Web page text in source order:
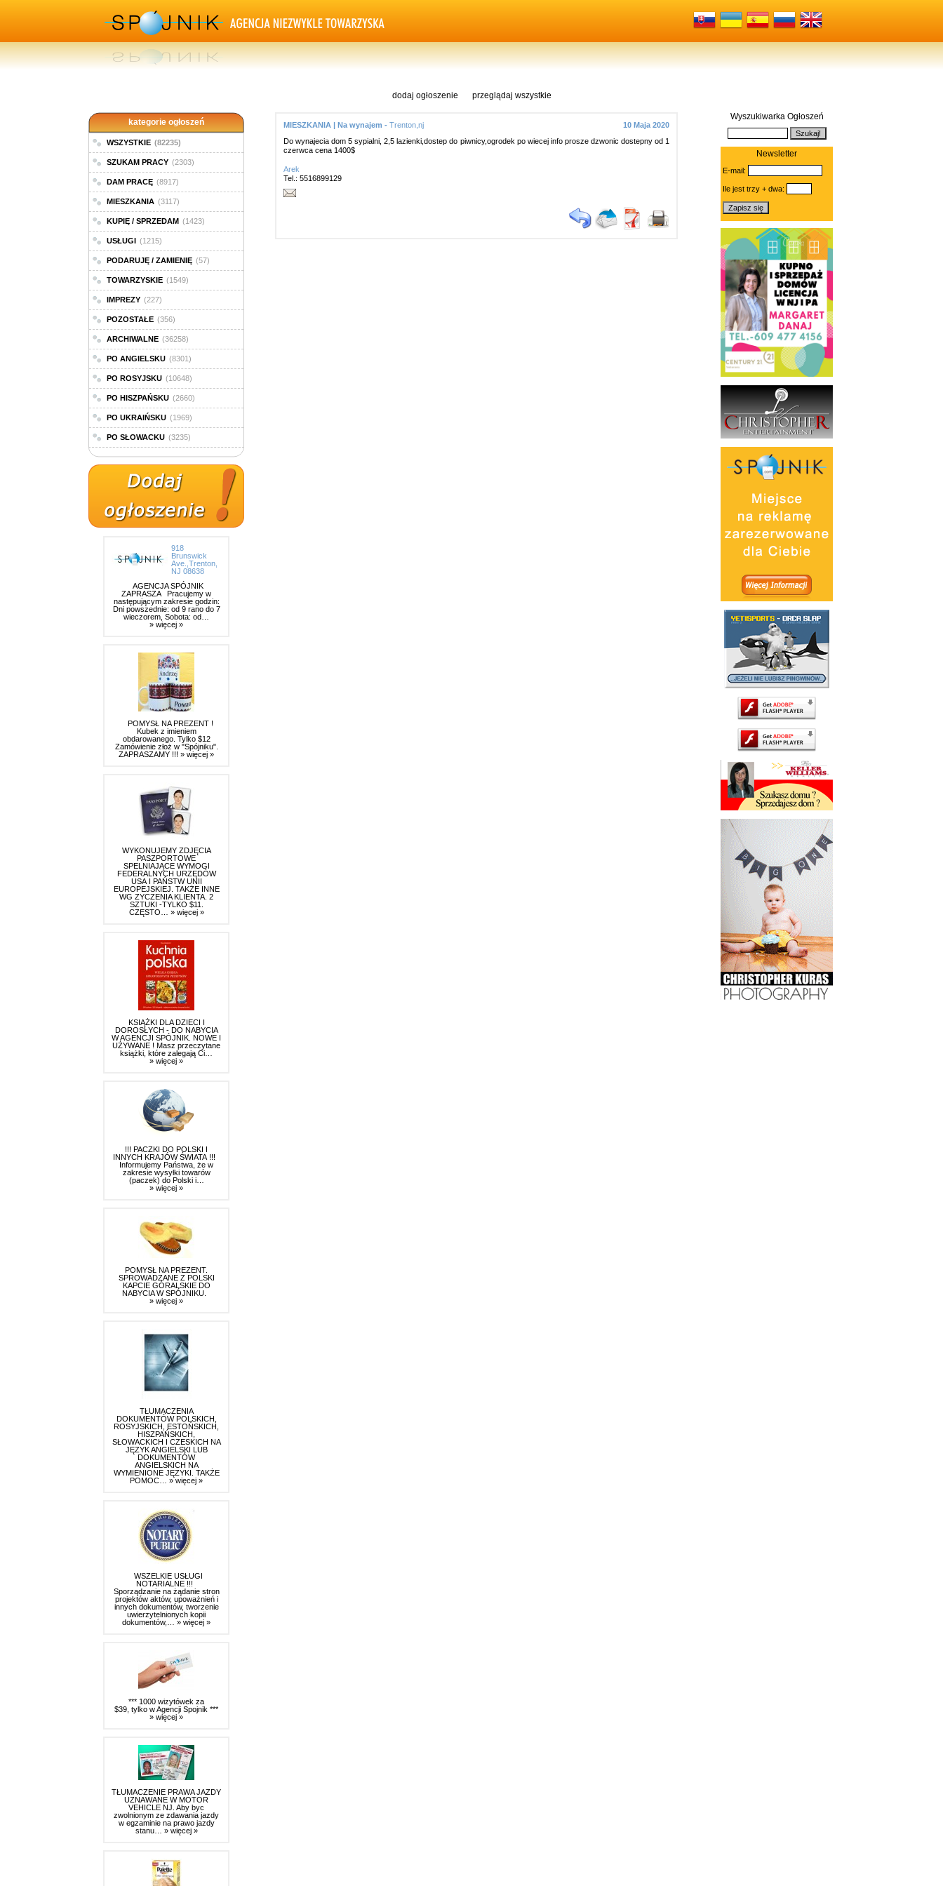
dodaj ogłoszenie przeglądaj wszystkie
kategorie ogłoszeń
WSZYSTKIE (82235)
SZUKAM PRACY (2303)
DAM PRACĘ (8917)
MIESZKANIA (3117)
KUPIĘ / SPRZEDAM (1423)
USŁUGI (1215)
PODARUJĘ / ZAMIENIĘ (57)
TOWARZYSKIE (1549)
IMPREZY (227)
POZOSTAŁE (356)
ARCHIWALNE (36258)
PO ANGIELSKU (8301)
PO ROSYJSKU (10648)
PO HISZPAŃSKU (2660)
PO UKRAIŃSKU (1969)
PO SŁOWACKU (3235)
918
Brunswick
Ave.,Trenton,
NJ 08638
AGENCJA SPÓJNIK
ZAPRASZA Pracujemy w
następującym zakresie godzin:
Dni powszednie: od 9 rano do 7
wieczorem, Sobota: od…
» więcej »
POMYSŁ NA PREZENT !
Kubek z imieniem
obdarowanego. Tylko $12
Zamówienie złoż w "Spójniku".
ZAPRASZAMY !!! » więcej »
WYKONUJEMY ZDJĘCIA
PASZPORTOWE
SPELNIAJĄCE WYMOGI
FEDERALNYCH URZĘDÓW
USA I PAŃSTW UNII
EUROPEJSKIEJ. TAKŻE INNE
WG ZYCZENIA KLIENTA. 2
SZTUKI -TYLKO $11.
CZĘSTO… » więcej »
KSIĄŻKI DLA DZIECI I
DOROSŁYCH - DO NABYCIA
W AGENCJI SPÓJNIK. NOWE I
UŻYWANE ! Masz przeczytane
książki, które zalegają Ci…
» więcej »
!!! PACZKI DO POLSKI I
INNYCH KRAJÓW ŚWIATA !!!
Informujemy Państwa, że w
zakresie wysyłki towarów
(paczek) do Polski i…
» więcej »
POMYSŁ NA PREZENT.
SPROWADZANE Z POLSKI
KAPCIE GÓRALSKIE DO
NABYCIA W SPÓJNIKU.
» więcej »
TŁUMACZENIA
DOKUMENTÓW POLSKICH,
ROSYJSKICH, ESTOŃSKICH,
HISZPAŃSKICH,
SŁOWACKICH I CZESKICH NA
JĘZYK ANGIELSKI LUB
DOKUMENTÓW
ANGIELSKICH NA
WYMIENIONE JĘZYKI. TAKŻE
POMOC… » więcej »
WSZELKIE USŁUGI
NOTARIALNE !!!
Sporządzanie na żądanie stron
projektów aktów, upoważnień i
innych dokumentów, tworzenie
uwierzytelnionych kopii
dokumentów,… » więcej »
*** 1000 wizytówek za
$39, tylko w Agencji Spojnik ***
» więcej »
TŁUMACZENIE PRAWA JAZDY
UZNAWANE W MOTOR
VEHICLE NJ. Aby byc
zwolnionym ze zdawania jazdy
w egzaminie na prawo jazdy
stanu… » więcej »
MIESZKANIA | Na wynajem - Trenton,nj
10 Maja 2020
Do wynajecia dom 5 sypialni, 2,5 lazienki,dostep do piwnicy,ogrodek po wiecej info prosze dzwonic dostepny od 1
czerwca cena 1400$
Arek
Tel.: 5516899129
Wyszukiwarka Ogłoszeń
Newsletter
E-mail:
Ile jest trzy + dwa: